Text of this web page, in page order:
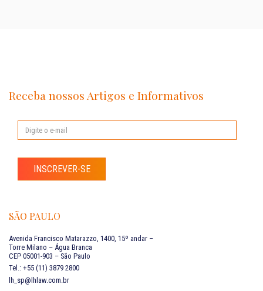
Receba nossos Artigos e Informativos
INSCREVER-SE
SÃO PAULO
Avenida Francisco Matarazzo, 1400, 15º andar –
Torre Milano – Água Branca
CEP 05001-903 – São Paulo
Tel.: +55 (11) 3879 2800
lh_sp@lhlaw.com.br